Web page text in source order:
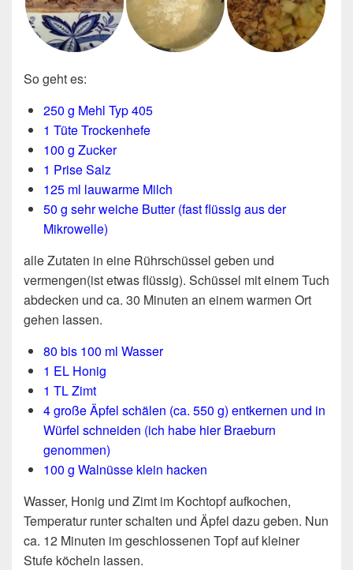
So geht es:
250 g Mehl Typ 405
1 Tüte Trockenhefe
100 g Zucker
1 Prise Salz
125 ml lauwarme Milch
50 g sehr weiche Butter (fast flüssig aus der
Mikrowelle)
alle Zutaten in eine Rührschüssel geben und
vermengen(ist etwas flüssig). Schüssel mit einem Tuch
abdecken und ca. 30 Minuten an einem warmen Ort
gehen lassen.
80 bis 100 ml Wasser
1 EL Honig
1 TL Zimt
4 große Äpfel schälen (ca. 550 g) entkernen und in
Würfel schneiden (ich habe hier Braeburn
genommen)
100 g Walnüsse klein hacken
Wasser, Honig und Zimt im Kochtopf aufkochen,
Temperatur runter schalten und Äpfel dazu geben. Nun
ca. 12 Minuten im geschlossenen Topf auf kleiner
Stufe köcheln lassen.